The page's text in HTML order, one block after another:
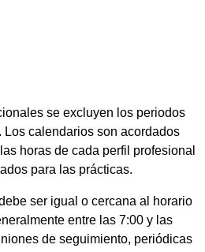
se excluyen los periodos
calendarios son acordados
horas de cada perfil profesional
para las prácticas.
ser igual o cercana al horario
entre las 7:00 y las
de seguimiento, periódicas